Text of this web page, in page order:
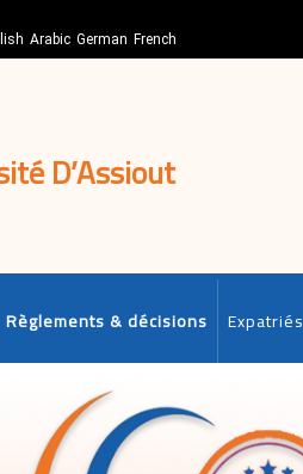
Arabic German French
D’Assiout
Règlements & décisions Expatriés